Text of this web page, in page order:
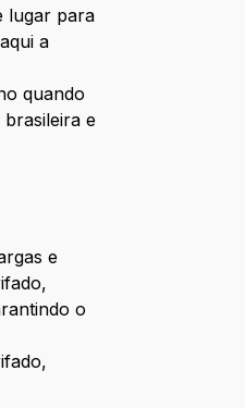
lugar para
a
quando
e
e
o